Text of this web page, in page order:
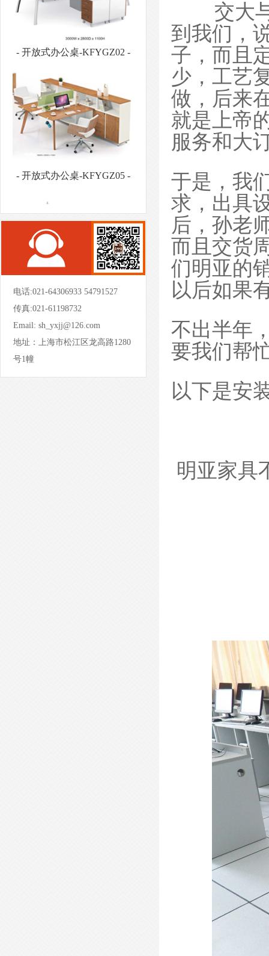
电话:021-64306933 54791527
传真:021-61198732
Email: sh_yxjj@126.com
地址：上海市松江区龙高路1280
号1幢
交大与
到我们，
子，而且
少，工艺
做，后来
就是上帝
服务和大
于是，我
求，出具
后，孙老
而且交货
们明亚的
以后如果
不出半年
要我们帮
以下是安
明亚家具